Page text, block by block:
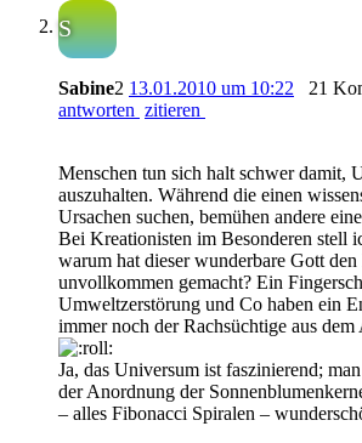
S
Sabine2 13.01.2010 um 10:22
21
antworten zitieren
Menschen tun sich halt schwer damit,
auszuhalten. Während die einen
Ursachen suchen, bemühen andere
Bei Kreationisten im Besonderen stell
warum hat dieser wunderbare Gott
unvollkommen gemacht? Ein
Umweltzerstörung und Co haben ein
immer noch der Rachsüchtige aus dem
Ja, das Universum ist faszinierend;
der Anordnung der
– alles Fibonacci Spiralen –